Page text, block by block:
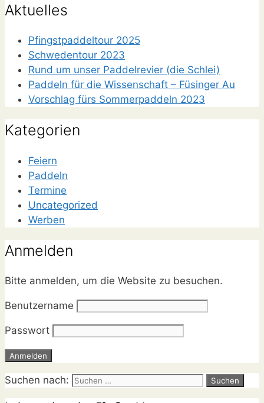
Aktuelles
Pfingstpaddeltour 2025
Schwedentour 2023
Rund um unser Paddelrevier (die Schlei)
Paddeln für die Wissenschaft – Füsinger Au
Vorschlag fürs Sommerpaddeln 2023
Kategorien
Feiern
Paddeln
Termine
Uncategorized
Werben
Anmelden
Bitte anmelden, um die Website zu besuchen.
Benutzername
Passwort
Suchen nach: